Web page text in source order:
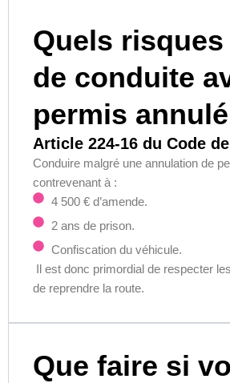
Quels risques
de conduite
permis
Article 224-16 du Code
Conduire malgré une annulation de
contrevenant à :
4 500 € d’amende.
2 ans de prison.
Confiscation du véhicule.
Il est donc primordial de respecter
de reprendre la route.
Que faire si